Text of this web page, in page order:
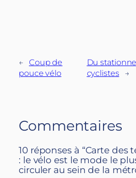
←
Coup de
pouce vélo
Du
cyclistes
→
Commentaires
10 réponses à “Carte des
: le vélo est le mode le
circuler au sein de la